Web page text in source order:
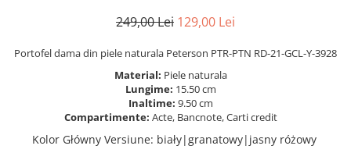
249,00 Lei 129,00 Lei
Portofel dama din piele naturala Peterson PTR-PTN RD-21-GCL-Y-3928
Material: Piele naturala
Lungime: 15.50 cm
Inaltime: 9.50 cm
Compartimente: Acte, Bancnote, Carti credit
Kolor Główny Versiune: biały|granatowy|jasny różowy